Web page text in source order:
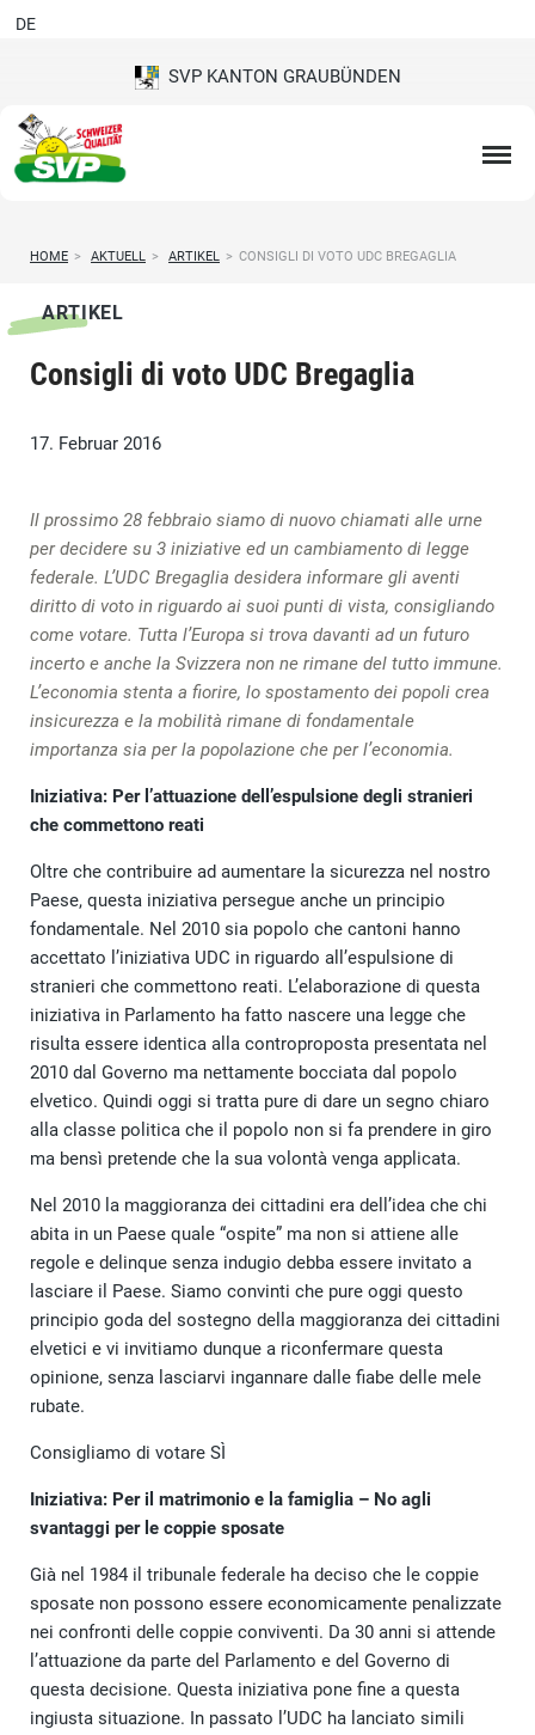
SVP KANTON GRAUBÜNDEN
DE
HOME > AKTUELL > ARTIKEL > CONSIGLI DI VOTO UDC BREGAGLIA
ARTIKEL
Consigli di voto UDC Bregaglia
17. Februar 2016
Il prossimo 28 febbraio siamo di nuovo chiamati alle urne
per decidere su 3 iniziative ed un cambiamento di legge
federale. L’UDC Bregaglia desidera informare gli aventi
diritto di voto in riguardo ai suoi punti di vista, consigliando
come votare. Tutta l’Europa si trova davanti ad un futuro
incerto e anche la Svizzera non ne rimane del tutto immune.
L’economia stenta a fiorire, lo spostamento dei popoli crea
insicurezza e la mobilità rimane di fondamentale
importanza sia per la popolazione che per l’economia.
Iniziativa: Per l’attuazione dell’espulsione degli stranieri
che commettono reati
Oltre che contribuire ad aumentare la sicurezza nel nostro
Paese, questa iniziativa persegue anche un principio
fondamentale. Nel 2010 sia popolo che cantoni hanno
accettato l’iniziativa UDC in riguardo all’espulsione di
stranieri che commettono reati. L’elaborazione di questa
iniziativa in Parlamento ha fatto nascere una legge che
risulta essere identica alla controproposta presentata nel
2010 dal Governo ma nettamente bocciata dal popolo
elvetico. Quindi oggi si tratta pure di dare un segno chiaro
alla classe politica che il popolo non si fa prendere in giro
ma bensì pretende che la sua volontà venga applicata.
Nel 2010 la maggioranza dei cittadini era dell’idea che chi
abita in un Paese quale “ospite” ma non si attiene alle
regole e delinque senza indugio debba essere invitato a
lasciare il Paese. Siamo convinti che pure oggi questo
principio goda del sostegno della maggioranza dei cittadini
elvetici e vi invitiamo dunque a riconfermare questa
opinione, senza lasciarvi ingannare dalle fiabe delle mele
rubate.
Consigliamo di votare SÌ
Iniziativa: Per il matrimonio e la famiglia – No agli
svantaggi per le coppie sposate
Già nel 1984 il tribunale federale ha deciso che le coppie
sposate non possono essere economicamente penalizzate
nei confronti delle coppie conviventi. Da 30 anni si attende
l’attuazione da parte del Parlamento e del Governo di
questa decisione. Questa iniziativa pone fine a questa
ingiusta situazione. In passato l’UDC ha lanciato simili